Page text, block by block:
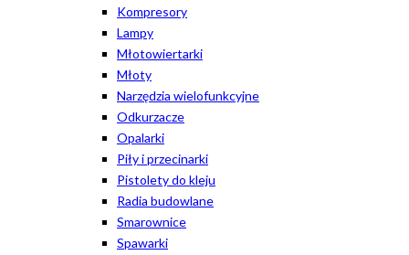
Kompresory
Lampy
Młotowiertarki
Młoty
Narzędzia wielofunkcyjne
Odkurzacze
Opalarki
Piły i przecinarki
Pistolety do kleju
Radia budowlane
Smarownice
Spawarki